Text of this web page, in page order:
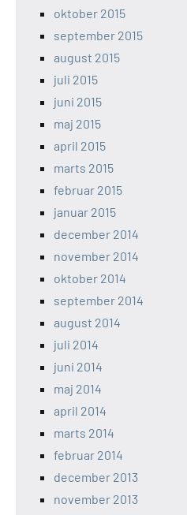
oktober 2015
september 2015
august 2015
juli 2015
juni 2015
maj 2015
april 2015
marts 2015
februar 2015
januar 2015
december 2014
november 2014
oktober 2014
september 2014
august 2014
juli 2014
juni 2014
maj 2014
april 2014
marts 2014
februar 2014
december 2013
november 2013